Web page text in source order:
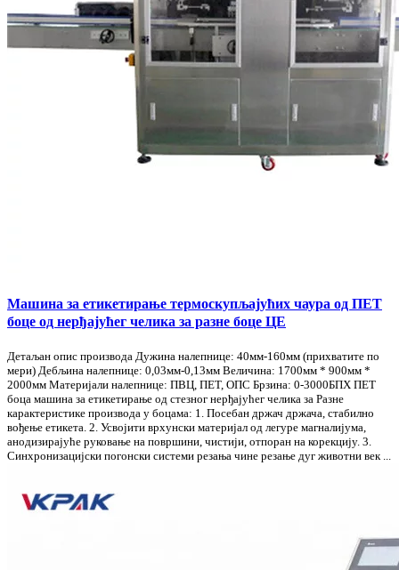
Машина за етикетирање термоскупљајућих чаура од ПЕТ
боце од нерђајућег челика за разне боце ЦЕ
Детаљан опис производа Дужина налепнице: 40мм-160мм (прихватите по
мери) Дебљина налепнице: 0,03мм-0,13мм Величина: 1700мм * 900мм *
2000мм Материјали налепнице: ПВЦ, ПЕТ, ОПС Брзина: 0-3000БПХ ПЕТ
боца машина за етикетирање од стезног нерђајућег челика за Разне
карактеристике производа у боцама: 1. Посебан држач држача, стабилно
вођење етикета. 2. Усвојити врхунски материјал од легуре магналијума,
анодизирајуће руковање на површини, чистији, отпоран на корекцију. 3.
Синхронизацијски погонски системи резања чине резање дуг животни век ...